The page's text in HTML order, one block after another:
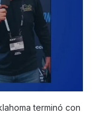
terminó con